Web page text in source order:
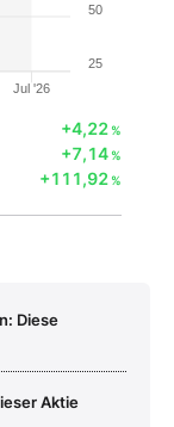
Jul '26
25
50
+4,22%
+7,14%
+111,92%
Diese
Aktie